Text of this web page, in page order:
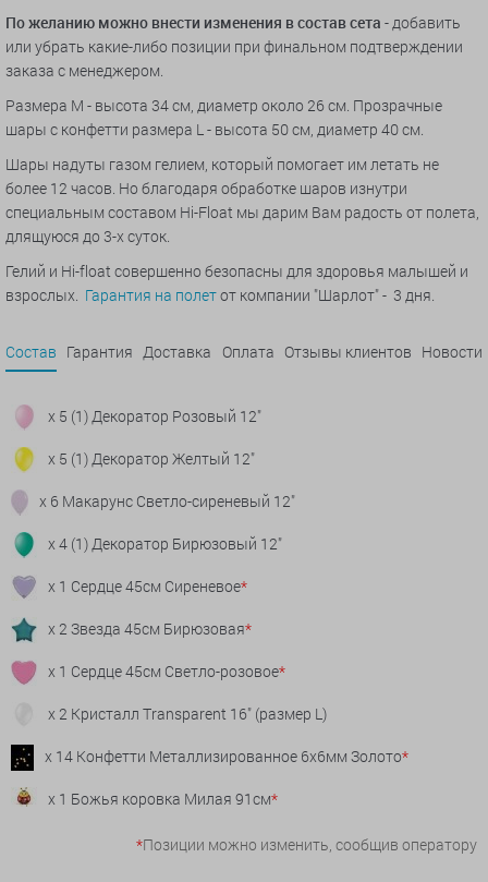
По желанию можно внести изменения в состав сета - добавить
или убрать какие-либо позиции при финальном подтверждении
заказа с менеджером.
Размера M - высота 34 см, диаметр около 26 см. Прозрачные
шары с конфетти размера L - высота 50 см, диаметр 40 см.
Шары надуты газом гелием, который помогает им летать не
более 12 часов. Но благодаря обработке шаров изнутри
специальным составом Hi-Float мы дарим Вам радость от полета,
длящуюся до 3-х суток.
Гелий и Hi-float совершенно безопасны для здоровья малышей и
взрослых. Гарантия на полетот компании "Шарлот" - 3 дня.
Состав Гарантия Доставка Оплата Отзывы клиентов Новости
x 5 (1) Декоратор Розовый 12"
x 5 (1) Декоратор Желтый 12"
x 6 Макарунс Светло-сиреневый 12"
x 4 (1) Декоратор Бирюзовый 12"
x 1 Сердце 45см Сиреневое*
x 2 Звезда 45см Бирюзовая*
x 1 Сердце 45см Светло-розовое*
x 2 Кристалл Transparent 16" (размер L)
x 14 Конфетти Металлизированное 6х6мм Золото*
x 1 Божья коровка Милая 91см*
*Позиции можно изменить, сообщив оператору